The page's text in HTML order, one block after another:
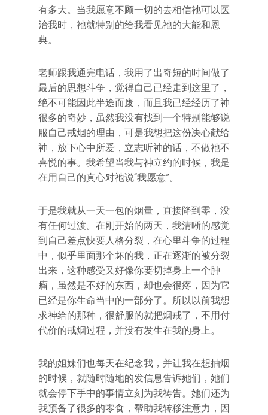
有多大。当我愿意不顾一切的去相信祂可以医
治我时，祂就特别的给我看见祂的大能和恩
典。
老师跟我通完电话，我用了出奇短的时间做了
最后的思想斗争，觉得自己已经走到这里了，
绝不可能因此半途而废，而且我已经经历了神
很多的奇妙，虽然我没有找到一个特别能够说
服自己戒烟的理由，可是我想把这份决心献给
神，放下心中所爱，立志听神的话，不做祂不
喜悦的事。我希望当我与神立约的时候，我是
在用自己的真心对祂说“我愿意”。
于是我就从一天一包的烟量，直接降到零，没
有任何过渡。在刚开始的两天，我清晰的感觉
到自己差点快要人格分裂，在心里斗争的过程
中，似乎里面那个坏的我，正在逐渐的被分裂
出来，这种感受又好像你要切掉身上一个肿
瘤，虽然是不好的东西，却也会很疼，因为它
已经是你生命当中的一部分了。所以以前我想
求神给的那种，很舒服的就把烟戒了，不用付
代价的戒烟过程，并没有发生在我的身上。
我的姐妹们也每天在纪念我，并让我在想抽烟
的时候，就随时随地的发信息告诉她们，她们
就会停下手中的事情立刻为我祷告。她们还为
我预备了很多的零食，帮助我转移注意力，因